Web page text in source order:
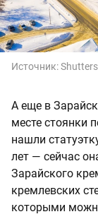
Источник:
А еще в
месте стоянки
нашли
лет — сейчас
Зарайского
кремлевских
которыми